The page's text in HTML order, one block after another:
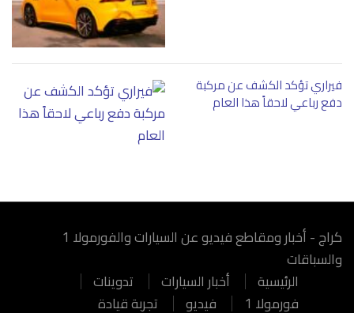
فيراري تؤكد الكشف عن مركبة
دفع رباعي لاحقاً هذا العام
كراج - أخبار ومقاطع فيديو عن السيارات والفورمولا 1
والسباقات
الرئيسية
أخبار السيارات
تدوينات
فورمولا 1
فيديو تجربة قيادة